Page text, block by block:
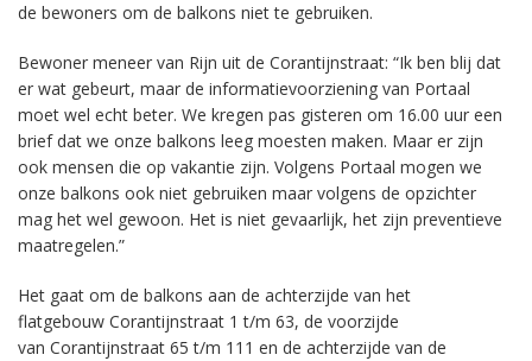
de bewoners om de balkons niet te gebruiken.
Bewoner meneer van Rijn uit de Corantijnstraat: “Ik ben blij dat
er wat gebeurt, maar de informatievoorziening van Portaal
moet wel echt beter. We kregen pas gisteren om 16.00 uur een
brief dat we onze balkons leeg moesten maken. Maar er zijn
ook mensen die op vakantie zijn. Volgens Portaal mogen we
onze balkons ook niet gebruiken maar volgens de opzichter
mag het wel gewoon. Het is niet gevaarlijk, het zijn preventieve
maatregelen.”
Het gaat om de balkons aan de achterzijde van het
flatgebouw Corantijnstraat 1 t/m 63, de voorzijde
van Corantijnstraat 65 t/m 111 en de achterzijde van de